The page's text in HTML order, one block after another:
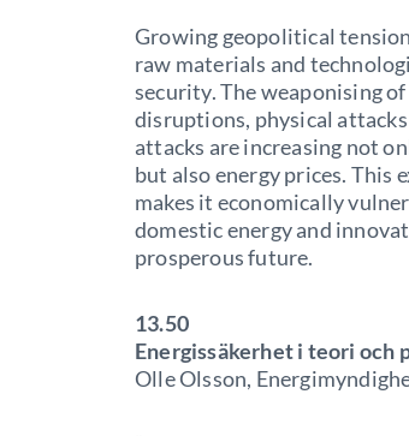
Growing geopolitical
raw materials and
security. The weaponising
disruptions, physical
attacks are increasing not
but also energy prices. This
makes it economically
domestic energy and
prosperous future.
13.50
Energissäkerhet i teori
Olle Olsson,